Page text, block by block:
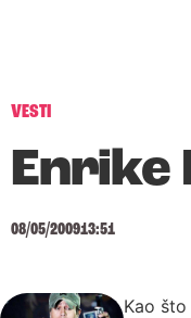
VESTI
Enrike
08/05/200913:51
Kao